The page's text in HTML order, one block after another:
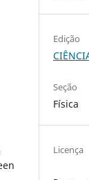
Edição
Seção
Física
Licença